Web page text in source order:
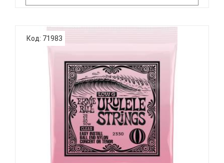
Струны FLIGHT FBSS-200, предназначенные для
использования с укулеле Flight Maia Baritone и
аналогов, представляют собой набор обычных
струн и струн обмоткой с позолоченными
шариковыми наконечниками. Обычные струны
имеют шестигранную сердцевину, а стр..
Код: 71983
ERNIE BALL 2330 BALL END CLEAR NYLON WOUND G -